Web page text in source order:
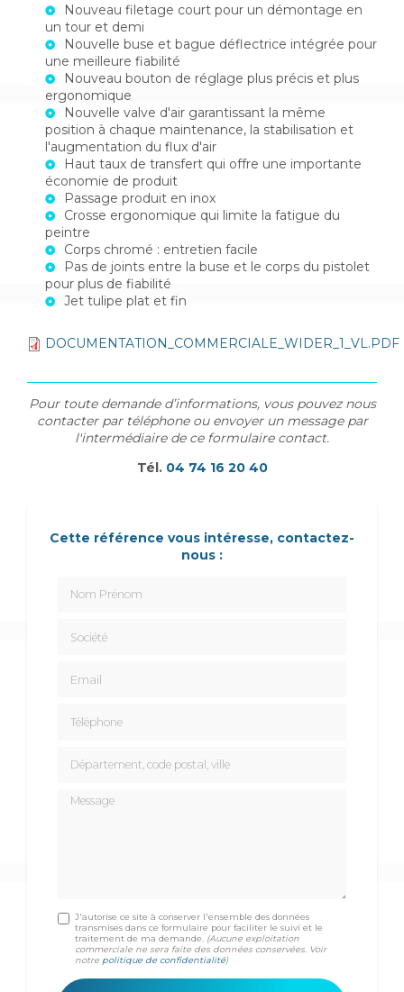
Pour toute demande d’informations, vous pouvez nous
contacter par téléphone ou envoyer un message par
l'intermédiaire de ce formulaire contact.
Tél. 04 74 16 20 40
Nouveau filetage court pour un démontage en
un tour et demi
Nouvelle buse et bague déflectrice intégrée pour
une meilleure fiabilité
Nouveau bouton de réglage plus précis et plus
ergonomique
Nouvelle valve d'air garantissant la même
position à chaque maintenance, la stabilisation et
l'augmentation du flux d'air
Haut taux de transfert qui offre une importante
économie de produit
Passage produit en inox
Crosse ergonomique qui limite la fatigue du
peintre
Corps chromé : entretien facile
Pas de joints entre la buse et le corps du pistolet
pour plus de fiabilité
Jet tulipe plat et fin
DOCUMENTATION_COMMERCIALE_WIDER_1_VL.PDF
Cette référence vous intéresse, contactez-
nous :
Message
J'autorise ce site à conserver l'ensemble des données
transmises dans ce formulaire pour faciliter le suivi et le
traitement de ma demande.
(Aucune exploitation
commerciale ne sera faite des données conservées. Voir
notre politique de confidentialité)